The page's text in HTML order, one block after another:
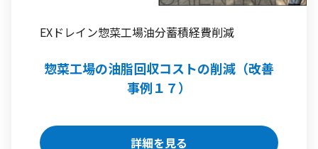
EXドレイン惣菜工場油分蓄積経費削減
惣菜工場の油脂回収コストの削減（改善
事例１７）
詳細を見る